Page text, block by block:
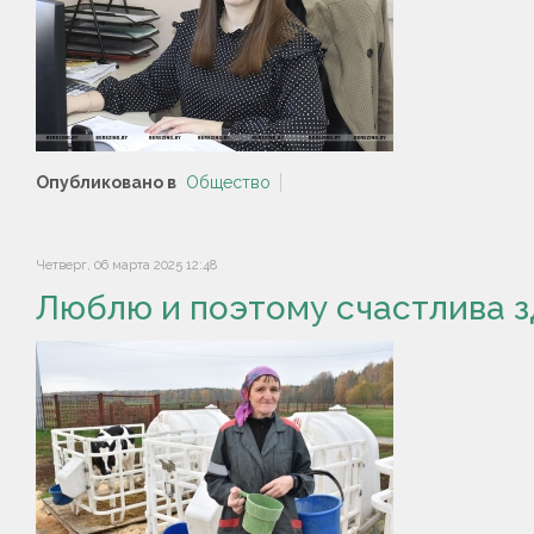
Опубликовано в Общество
Четверг, 06 марта 2025 12:48
Люблю и поэтому счастлива